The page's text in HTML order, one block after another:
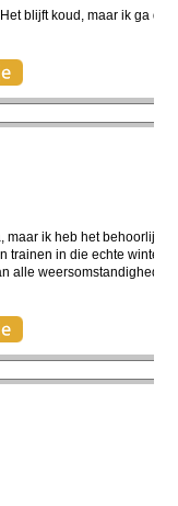
blijft koud, maar ik ga
maar ik heb het behoorlijk
trainen in die echte
alle